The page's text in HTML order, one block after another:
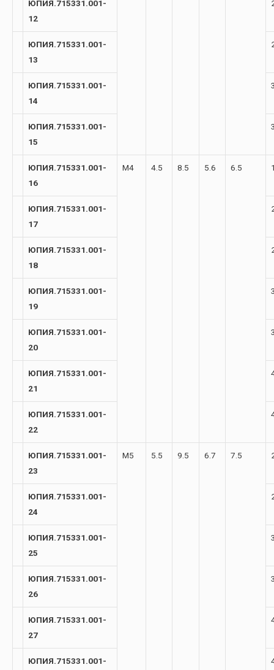
ЮПИЯ.715331.001-
12
ЮПИЯ.715331.001-
13
ЮПИЯ.715331.001-
14
ЮПИЯ.715331.001-
15
ЮПИЯ.715331.001-
16
М4 4.5 8.5 5.6 6.5
ЮПИЯ.715331.001-
17
ЮПИЯ.715331.001-
18
ЮПИЯ.715331.001-
19
ЮПИЯ.715331.001-
20
ЮПИЯ.715331.001-
21
ЮПИЯ.715331.001-
22
ЮПИЯ.715331.001-
23
М5 5.5 9.5 6.7 7.5
ЮПИЯ.715331.001-
24
ЮПИЯ.715331.001-
25
ЮПИЯ.715331.001-
26
ЮПИЯ.715331.001-
27
ЮПИЯ.715331.001-